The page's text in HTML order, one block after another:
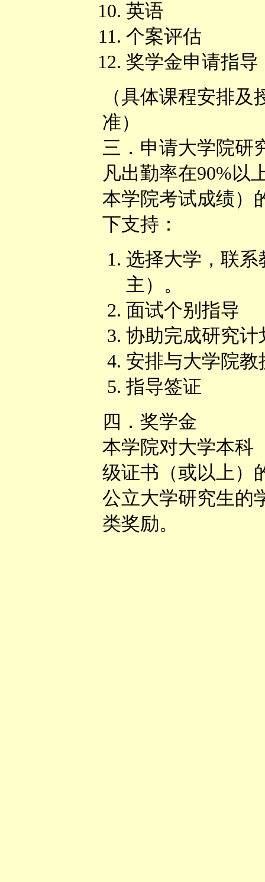
英语
个案评估
奖学金申请指导
（具体课程安排
准）
三．申请大学院研
凡出勤率在90%以
本学院考试成绩）
下支持：
选择大学，联
主）。
面试个别指导
协助完成研究
安排与大学院教
指导签证
四．奖学金
本学院对大学本科
级证书（或以上）
公立大学研究生的
类奖励。